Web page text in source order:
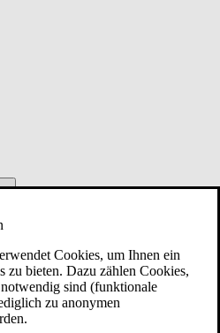
Cookies, um Ihnen ein
zu bieten. Dazu zählen Cookies,
sind (funktionale
zu anonymen